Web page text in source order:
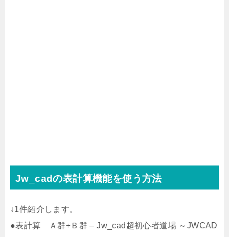
Jw_cadの表計算機能を使う方法
↓1件紹介します。
●表計算 Ａ群÷Ｂ群 – Jw_cad超初心者道場 ～JWCAD